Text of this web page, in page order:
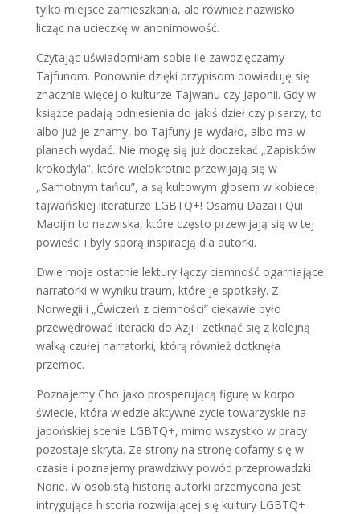
tylko miejsce zamieszkania, ale również nazwisko
licząc na ucieczkę w anonimowość.
Czytając uświadomiłam sobie ile zawdzięczamy
Tajfunom. Ponownie dzięki przypisom dowiaduję się
znacznie więcej o kulturze Tajwanu czy Japonii. Gdy w
książce padają odniesienia do jakiś dzieł czy pisarzy, to
albo już je znamy, bo Tajfuny je wydało, albo ma w
planach wydać. Nie mogę się już doczekać „Zapisków
krokodyla”, które wielokrotnie przewijają się w
„Samotnym tańcu”, a są kultowym głosem w kobiecej
tajwańskiej literaturze LGBTQ+! Osamu Dazai i Qui
Maoijin to nazwiska, które często przewijają się w tej
powieści i były sporą inspiracją dla autorki.
Dwie moje ostatnie lektury łączy ciemność ogarniające
narratorki w wyniku traum, które je spotkały. Z
Norwegii i „Ćwiczeń z ciemności” ciekawie było
przewędrować literacki do Azji i zetknąć się z kolejną
walką czułej narratorki, którą również dotknęła
przemoc.
Poznajemy Cho jako prosperującą figurę w korpo
świecie, która wiedzie aktywne życie towarzyskie na
japońskiej scenie LGBTQ+, mimo wszystko w pracy
pozostaje skryta. Ze strony na stronę cofamy się w
czasie i poznajemy prawdziwy powód przeprowadzki
Norie. W osobistą historię autorki przemycona jest
intrygująca historia rozwijającej się kultury LGBTQ+